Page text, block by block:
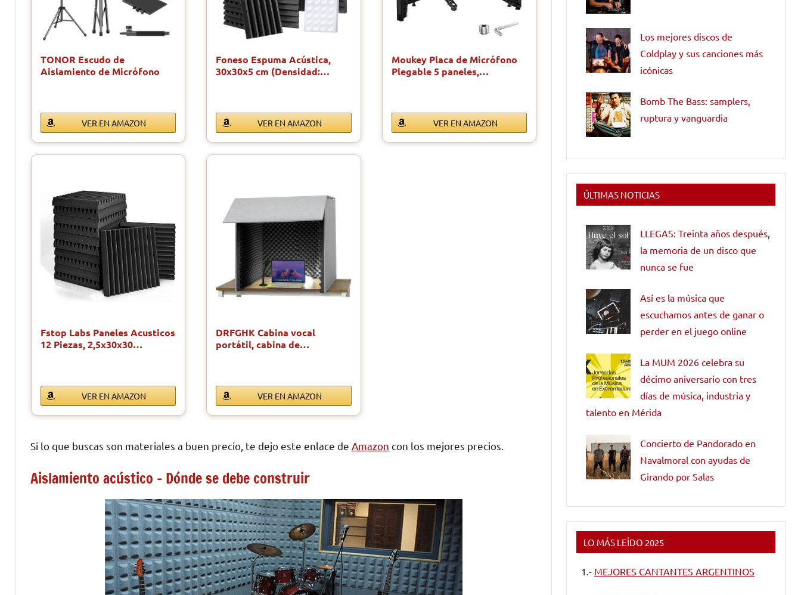
TONOR Escudo de
Aislamiento de Micrófono
VER EN AMAZON
Foneso Espuma Acústica,
30x30x5 cm (Densidad:…
VER EN AMAZON
Moukey Placa de Micrófono
Plegable 5 paneles,…
VER EN AMAZON
Fstop Labs Paneles Acusticos
12 Piezas, 2,5x30x30…
VER EN AMAZON
DRFGHK Cabina vocal
portátil, cabina de…
VER EN AMAZON
Si lo que buscas son materiales a buen precio, te dejo este enlace de Amazon con los mejores precios.
Aislamiento acústico – Dónde se debe construir
Los mejores discos de
Coldplay y sus canciones más
icónicas
Bomb The Bass: samplers,
ruptura y vanguardia
ÚLTIMAS NOTICIAS
LLEGAS: Treinta años después,
la memoria de un disco que
nunca se fue
Así es la música que
escuchamos antes de ganar o
perder en el juego online
La MUM 2026 celebra su
décimo aniversario con tres
días de música, industria y
talento en Mérida
Concierto de Pandorado en
Navalmoral con ayudas de
Girando por Salas
LO MÁS LEÍDO 2025
1.- MEJORES CANTANTES ARGENTINOS